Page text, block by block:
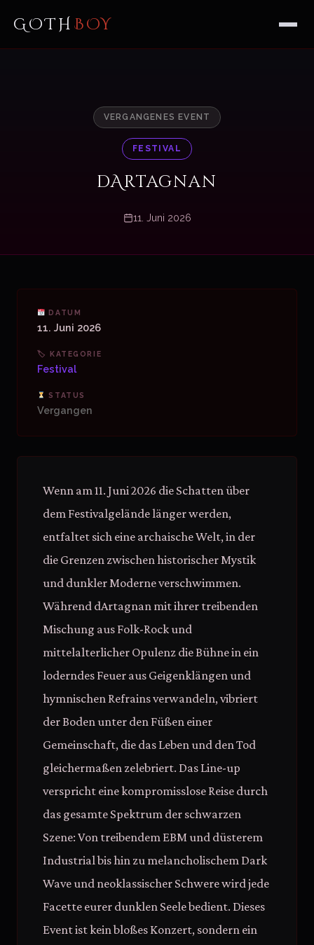
GOTH BOY
VERGANGENES EVENT
FESTIVAL
dArtagnan
11. Juni 2026
DATUM
11. Juni 2026
🏷 KATEGORIE
Festival
STATUS
Vergangen
Wenn am 11. Juni 2026 die Schatten über
dem Festivalgelände länger werden,
entfaltet sich eine archaische Welt, in der
die Grenzen zwischen historischer Mystik
und dunkler Moderne verschwimmen.
Während dArtagnan mit ihrer treibenden
Mischung aus Folk-Rock und
mittelalterlicher Opulenz die Bühne in ein
loderndes Feuer aus Geigenklängen und
hymnischen Refrains verwandeln, vibriert
der Boden unter den Füßen einer
Gemeinschaft, die das Leben und den Tod
gleichermaßen zelebriert. Das Line-up
verspricht eine kompromisslose Reise durch
das gesamte Spektrum der schwarzen
Szene: Von treibendem EBM und düsterem
Industrial bis hin zu melancholischem Dark
Wave und neoklassischer Schwere wird jede
Facette eurer dunklen Seele bedient. Dieses
Event ist kein bloßes Konzert, sondern ein